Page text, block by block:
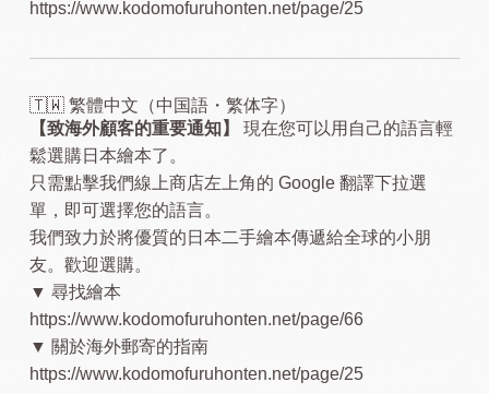
https://www.kodomofuruhonten.net/page/25
🇹🇼 繁體中文（中国語・繁体字）
【致海外顧客的重要通知】
現在您可以用自己的語言輕
鬆選購日本繪本了。
只需點擊我們線上商店左上角的 Google 翻譯下拉選
單，即可選擇您的語言。
我們致力於將優質的日本二手繪本傳遞給全球的小朋
友。歡迎選購。
▼ 尋找繪本
https://www.kodomofuruhonten.net/page/66
▼ 關於海外郵寄的指南
https://www.kodomofuruhonten.net/page/25